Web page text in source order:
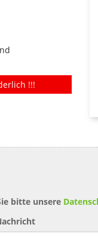
!!!
bitte unsere